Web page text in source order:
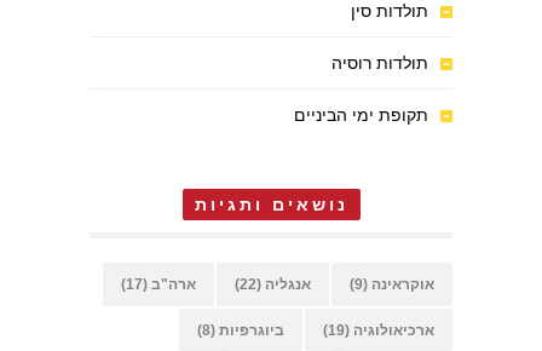
תולדות סין
תולדות רוסיה
תקופת ימי הביניים
נושאים ותגיות
אוקראינה (9) אנגליה (22) ארה"ב (17)
ארכיאולוגיה (19) ביוגרפיות (8)